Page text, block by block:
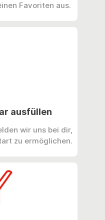
Favoriten aus.
ausfüllen
wir uns bei dir,
zu ermöglichen.